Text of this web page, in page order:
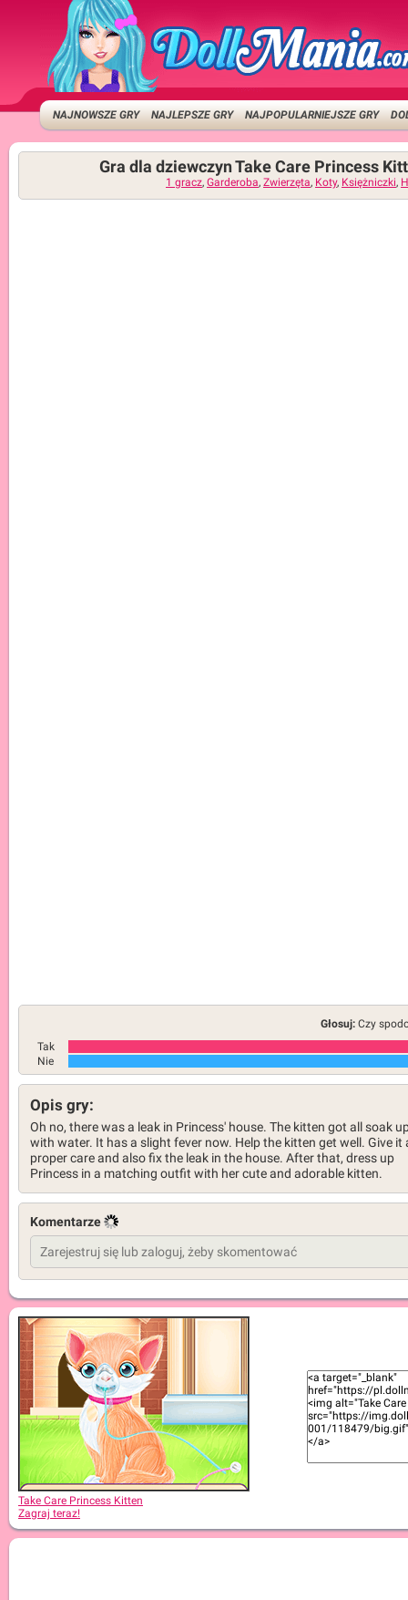
NAJNOWSZE GRY NAJLEPSZE GRY NAJPOPULARNIEJSZE GRY
Gra dla dziewczyn Take Care Princess
1 gracz, Garderoba, Zwierzęta, Koty, Księżniczki,
Głosuj: Czy
Tak
Nie
Opis gry:
Oh no, there was a leak in Princess' house. The kitten got all soak
with water. It has a slight fever now. Help the kitten get well. Give it
proper care and also fix the leak in the house. After that, dress up
Princess in a matching outfit with her cute and adorable kitten.
Komentarze
Take Care Princess Kitten
Zagraj teraz!